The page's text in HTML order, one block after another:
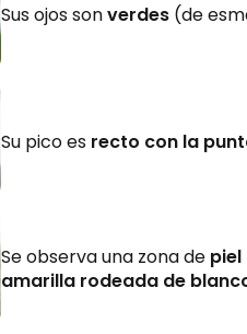
Sus ojos sonverdes (de
Su pico es recto con la
Se observa una zona de piel
amarilla rodeada de